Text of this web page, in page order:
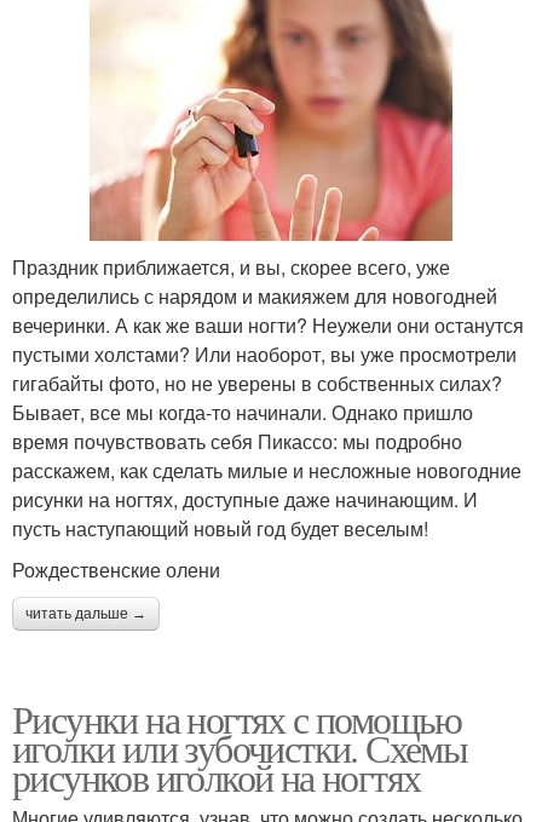
Праздник приближается, и вы, скорее всего, уже
определились с нарядом и макияжем для новогодней
вечеринки. А как же ваши ногти? Неужели они останутся
пустыми холстами? Или наоборот, вы уже просмотрели
гигабайты фото, но не уверены в собственных силах?
Бывает, все мы когда-то начинали. Однако пришло
время почувствовать себя Пикассо: мы подробно
расскажем, как сделать милые и несложные новогодние
рисунки на ногтях, доступные даже начинающим. И
пусть наступающий новый год будет веселым!
Рождественские олени
читать дальше →
Рисунки на ногтях с помощью
иголки или зубочистки. Схемы
рисунков иголкой на ногтях